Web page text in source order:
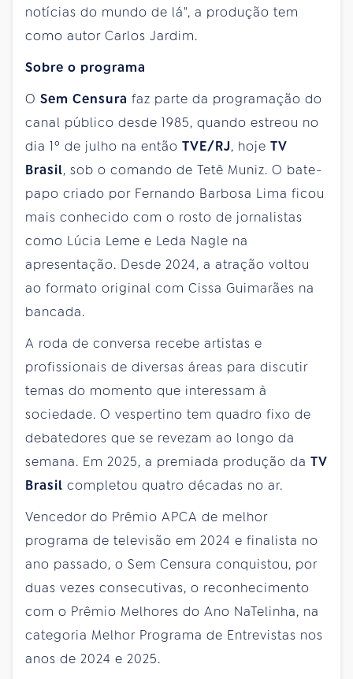
notícias do mundo de lá", a produção tem
como autor Carlos Jardim.
Sobre o programa
O Sem Censura faz parte da programação do
canal público desde 1985, quando estreou no
dia 1º de julho na então TVE/RJ, hoje TV
Brasil, sob o comando de Tetê Muniz. O bate-
papo criado por Fernando Barbosa Lima ficou
mais conhecido com o rosto de jornalistas
como Lúcia Leme e Leda Nagle na
apresentação. Desde 2024, a atração voltou
ao formato original com Cissa Guimarães na
bancada.
A roda de conversa recebe artistas e
profissionais de diversas áreas para discutir
temas do momento que interessam à
sociedade. O vespertino tem quadro fixo de
debatedores que se revezam ao longo da
semana. Em 2025, a premiada produção da TV
Brasil completou quatro décadas no ar.
Vencedor do Prêmio APCA de melhor
programa de televisão em 2024 e finalista no
ano passado, o Sem Censura conquistou, por
duas vezes consecutivas, o reconhecimento
com o Prêmio Melhores do Ano NaTelinha, na
categoria Melhor Programa de Entrevistas nos
anos de 2024 e 2025.